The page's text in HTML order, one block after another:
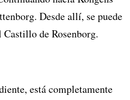
Desde allí, se puede
de Rosenborg.
está completamente